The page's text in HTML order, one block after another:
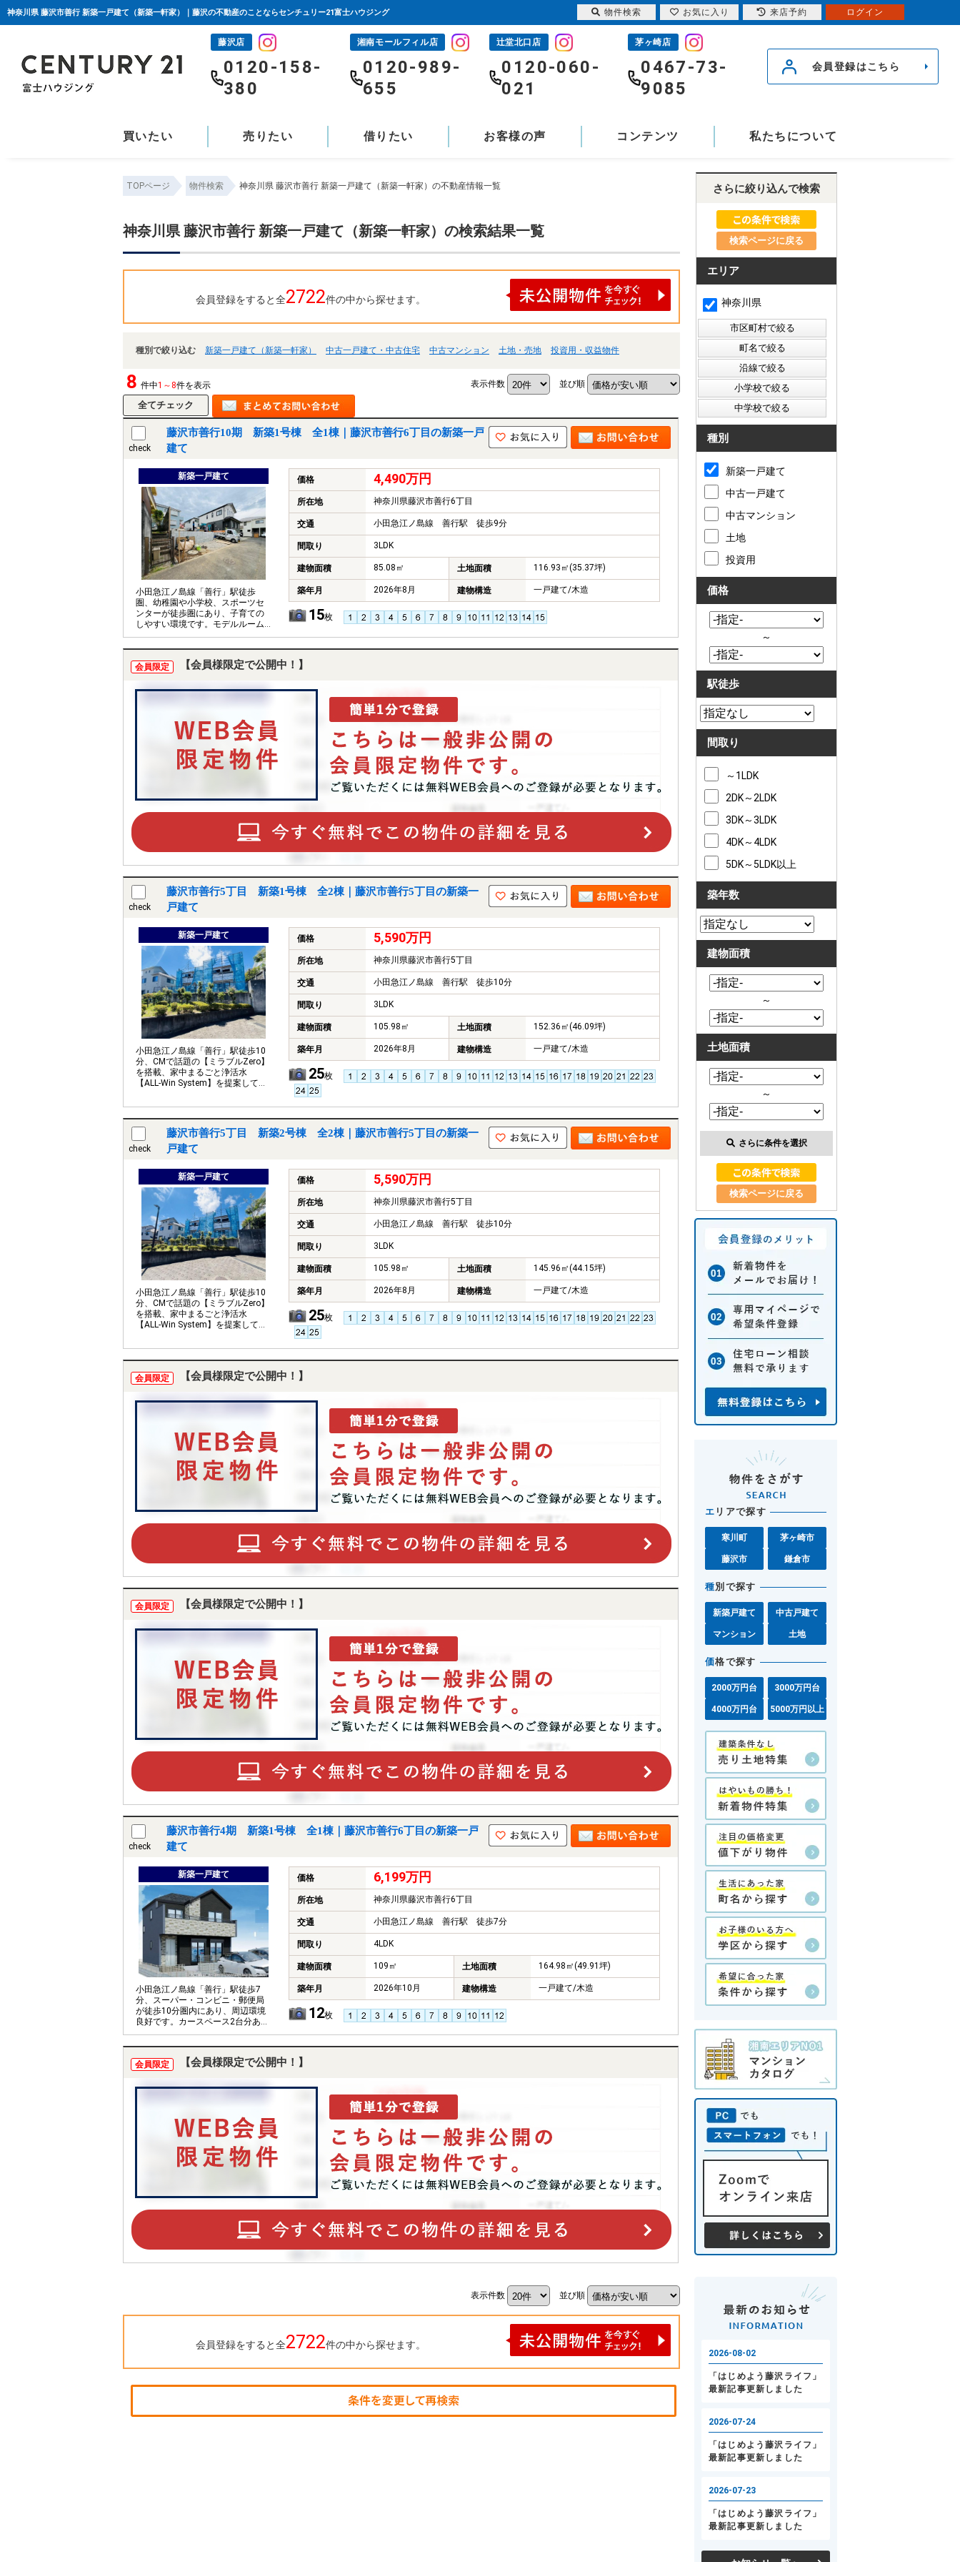
神奈川県 藤沢市善行 新築一戸建て（新築一軒家）｜藤沢の不動産のことならセンチュリー21富士ハウジング
藤沢店
0120-158-
380
湘南モールフィル店
0120-989-
655
辻堂北口店
0120-060-
021
茅ヶ崎店
0467-73-
9085
会員登録はこちら
買いたい 売りたい 借りたい お客様の声 コンテンツ 私たちについて
TOPページ 物件検索 神奈川県 藤沢市善行 新築一戸建て（新築一軒家）の不動産情報一覧
神奈川県 藤沢市善行 新築一戸建て（新築一軒家）の検索結果一覧
会員登録をすると全2722件の中から探せます。
種別で絞り込む 新築一戸建て（新築一軒家） 中古一戸建て・中古住宅 中古マンション 土地・売地 投資用・収益物件
8 件中1～8件を表示 表示件数 並び順
check
藤沢市善行10期 新築1号棟 全1棟｜藤沢市善行6丁目の新築一戸
建て
新築一戸建て
小田急江ノ島線「善行」駅徒歩
圏、幼稚園や小学校、スポーツセ
ンターが徒歩圏にあり、子育ての
しやすい環境です。モデルルーム
にご案内ができます。
価格 4,490万円
所在地 神奈川県藤沢市善行6丁目
交通 小田急江ノ島線 善行駅 徒歩9分
間取り 3LDK
建物面積 85.08㎡ 土地面積 116.93㎡(35.37坪)
築年月 2026年8月 建物構造 一戸建て/木造
15枚
会員限定 【会員様限定で公開中！】
check
藤沢市善行5丁目 新築1号棟 全2棟｜藤沢市善行5丁目の新築一
戸建て
新築一戸建て
小田急江ノ島線「善行」駅徒歩10
分、CMで話題の【ミラブルZero】
を搭載、家中まるごと浄活水
【ALL-Win System】を提案してい
価格 5,590万円
所在地 神奈川県藤沢市善行5丁目
交通 小田急江ノ島線 善行駅 徒歩10分
間取り 3LDK
建物面積 105.98㎡ 土地面積 152.36㎡(46.09坪)
築年月 2026年8月 建物構造 一戸建て/木造
25枚
check
藤沢市善行5丁目 新築2号棟 全2棟｜藤沢市善行5丁目の新築一
戸建て
新築一戸建て
小田急江ノ島線「善行」駅徒歩10
分、CMで話題の【ミラブルZero】
を搭載、家中まるごと浄活水
【ALL-Win System】を提案してい
価格 5,590万円
所在地 神奈川県藤沢市善行5丁目
交通 小田急江ノ島線 善行駅 徒歩10分
間取り 3LDK
建物面積 105.98㎡ 土地面積 145.96㎡(44.15坪)
築年月 2026年8月 建物構造 一戸建て/木造
25枚
会員限定 【会員様限定で公開中！】
会員限定 【会員様限定で公開中！】
check
藤沢市善行4期 新築1号棟 全1棟｜藤沢市善行6丁目の新築一戸
建て
新築一戸建て
小田急江ノ島線「善行」駅徒歩7
分、スーパー・コンビニ・郵便局
が徒歩10分圏内にあり、周辺環境
良好です。カースペース2台分ある
ゆとりある敷地です。
価格 6,199万円
所在地 神奈川県藤沢市善行6丁目
交通 小田急江ノ島線 善行駅 徒歩7分
間取り 4LDK
建物面積 109㎡ 土地面積 164.98㎡(49.91坪)
築年月 2026年10月 建物構造 一戸建て/木造
12枚
会員限定 【会員様限定で公開中！】
表示件数 並び順
会員登録をすると全2722件の中から探せます。
さらに絞り込んで検索
検索ページに戻る
エリア
神奈川県
種別
新築一戸建て
中古一戸建て
中古マンション
土地
投資用
価格
～
駅徒歩
間取り
～1LDK
2DK～2LDK
3DK～3LDK
4DK～4LDK
5DK～5LDK以上
築年数
建物面積
～
土地面積
～
さらに条件を選択
検索ページに戻る
エ リアで探す
寒川町 茅ヶ崎市
藤沢市 鎌倉市
種別で探す
新築戸建て 中古戸建て
マンション 土地
価格で探す
2000万円台 3000万円台
4000万円台 5000万円以上
物件検索 お気に入り 来店予約 ログイン